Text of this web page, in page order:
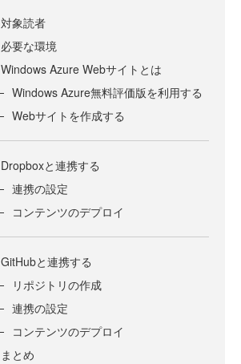
対象読者
必要な環境
Windows Azure Webサイトとは
Windows Azure無料評価版を利用する
Webサイトを作成する
Dropboxと連携する
連携の設定
コンテンツのデプロイ
GitHubと連携する
リポジトリの作成
連携の設定
コンテンツのデプロイ
まとめ